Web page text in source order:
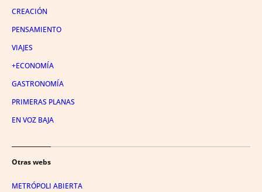
CREACIÓN
PENSAMIENTO
VIAJES
+ECONOMÍA
GASTRONOMÍA
PRIMERAS PLANAS
EN VOZ BAJA
Otras webs
METRÓPOLI ABIERTA